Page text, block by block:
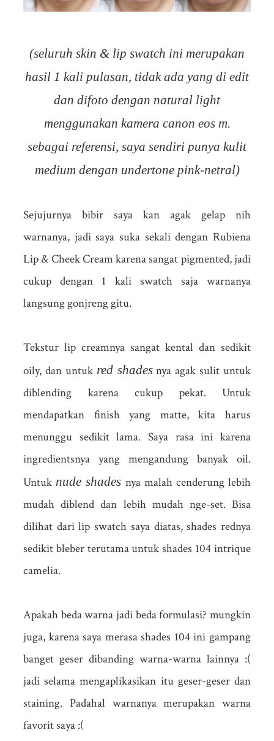
(seluruh skin & lip swatch ini merupakan
hasil 1 kali pulasan, tidak ada yang di edit
dan difoto dengan natural light
menggunakan kamera canon eos m.
sebagai referensi, saya sendiri punya kulit
medium dengan undertone pink-netral)
Sejujurnya bibir saya kan agak gelap nih
warnanya, jadi saya suka sekali dengan Rubiena
Lip & Cheek Cream karena sangat pigmented, jadi
cukup dengan 1 kali swatch saja warnanya
langsung gonjreng gitu.
Tekstur lip creamnya sangat kental dan sedikit
oily, dan untuk red shadesnya agak sulit untuk
diblending karena cukup pekat. Untuk
mendapatkan finish yang matte, kita harus
menunggu sedikit lama. Saya rasa ini karena
ingredientsnya yang mengandung banyak oil.
Untuknude shades nya malah cenderung lebih
mudah diblend dan lebih mudah nge-set. Bisa
dilihat dari lip swatch saya diatas, shades rednya
sedikit bleber terutama untuk shades 104 intrique
camelia.
Apakah beda warna jadi beda formulasi? mungkin
juga, karena saya merasa shades 104 ini gampang
banget geser dibanding warna-warna lainnya :(
jadi selama mengaplikasikan itu geser-geser dan
staining. Padahal warnanya merupakan warna
favorit saya :(